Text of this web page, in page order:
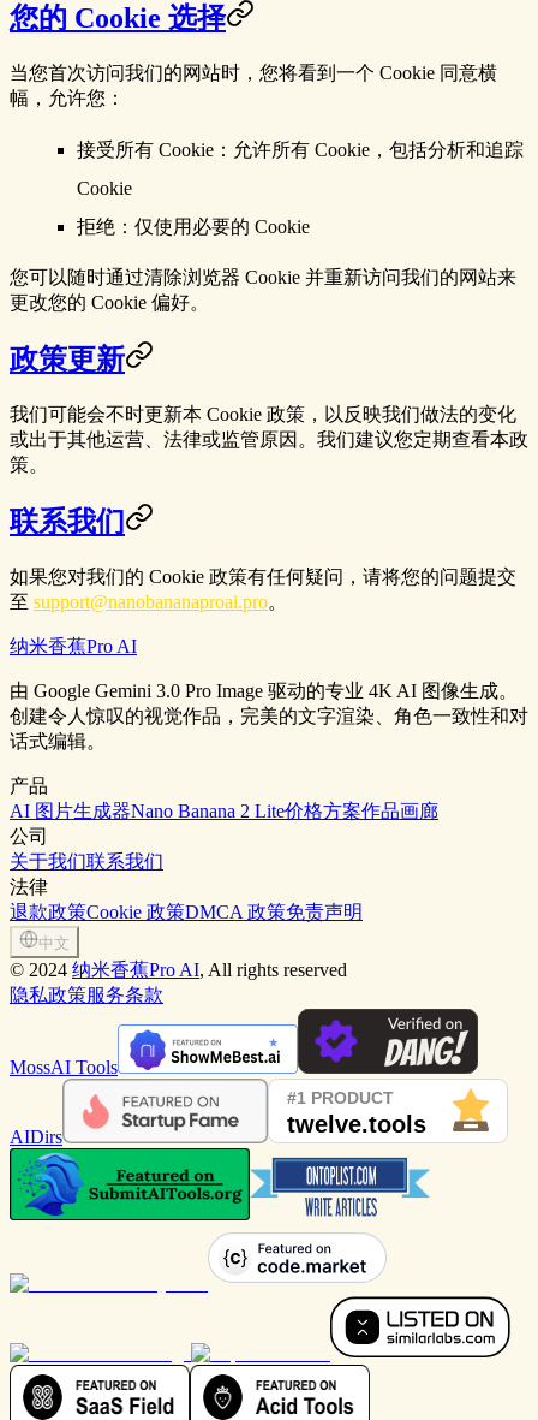
您的 Cookie 选择
当您首次访问我们的网站时，您将看到一个 Cookie 同意横
幅，允许您：
接受所有 Cookie ：允许所有 Cookie，包括分析和追踪
Cookie
拒绝 ：仅使用必要的 Cookie
您可以随时通过清除浏览器 Cookie 并重新访问我们的网站来
更改您的 Cookie 偏好。
政策更新
我们可能会不时更新本 Cookie 政策，以反映我们做法的变化
或出于其他运营、法律或监管原因。我们建议您定期查看本政
策。
联系我们
如果您对我们的 Cookie 政策有任何疑问，请将您的问题提交
至 support@nanobananaproai.pro。
纳米香蕉Pro AI
由 Google Gemini 3.0 Pro Image 驱动的专业 4K AI 图像生成。
创建令人惊叹的视觉作品，完美的文字渲染、角色一致性和对
话式编辑。
产品
AI 图片生成器Nano Banana 2 Lite价格方案作品画廊
公司
关于我们联系我们
法律
退款政策Cookie 政策DMCA 政策免责声明
中文
© 2024 纳米香蕉Pro AI, All rights reserved
隐私政策服务条款
MossAI Tools
AIDirs